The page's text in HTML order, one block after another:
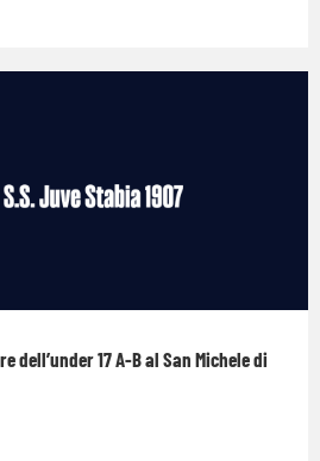
dell’under 17 A-B al San Michele di